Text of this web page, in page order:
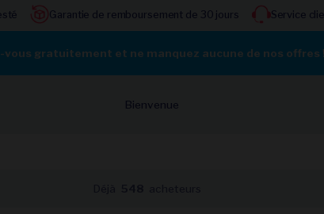
Garantie de remboursement de 30 jours Service
vous gratuitement et ne manquez aucune de nos offres !
Bienvenue